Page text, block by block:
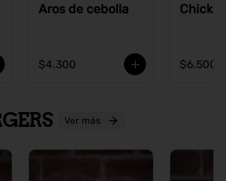
Aros de cebolla
$4.300 $6.500
Ver más